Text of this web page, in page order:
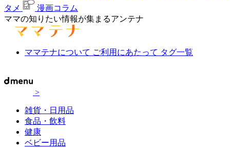
タメ
漫画コラム
ママの知りたい情報が集まるアンテナ
ママテナについて ご利用にあたって タグ一覧
>
雑貨・日用品
食品・飲料
健康
ベビー用品